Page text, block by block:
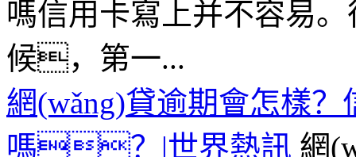
嗎信用卡寫上并不容易
候，第一...
網(wǎng)貸逾期會怎樣
嗎？|世界熱訊 網